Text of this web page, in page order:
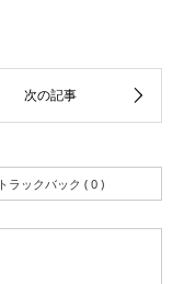
トラックバック ( 0 )